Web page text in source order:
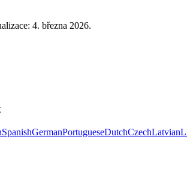
4. března 2026.
SpanishGermanPortugueseDutchCzechLatvian